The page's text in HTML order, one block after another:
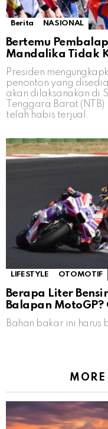
Berita NASIONAL
Bertemu
Mandalika Tidak
Presiden
penonton yang
akan dilaksanakan di
Tenggara Barat
telah habis terjual.
LIFESTYLE OTOMOTIF
Berapa Liter
Balapan MotoGP?
Bahan bakar ini